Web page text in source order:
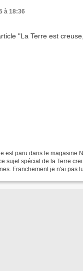
à 18:36
est paru dans le magasine
sujet spécial de la Terre
Franchement je n'ai pas